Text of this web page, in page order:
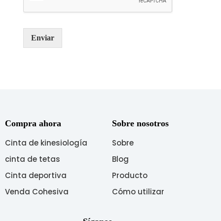
e
s
Enviar
Compra ahora
Cinta de kinesiología
cinta de tetas
Cinta deportiva
Venda Cohesiva
Sobre nosotros
Sobre
Blog
Producto
Cómo utilizar